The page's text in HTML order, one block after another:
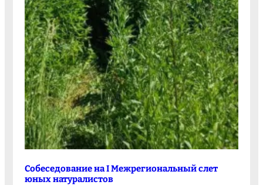
Собеседование на I Межрегиональный слет
юных натуралистов